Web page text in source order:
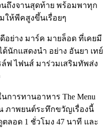
นถึงจานสุดท้าย พร้อมพาทุก
ให้พีคสูงขึ้นเรื่อยๆ
อย่าง มาร์ค มายล็อด ที่เคยมี
ด้นักแสดงนำ อย่าง อันยา เทย์
ล์ฟ ไฟนส์ มาร่วมเสริมทัพส่ง
การทานอาหาร The Menu
ภาพยนต์ระทึกขวัญเรื่องนี้
ลอด 1 ชั่วโมง 47 นาที และ